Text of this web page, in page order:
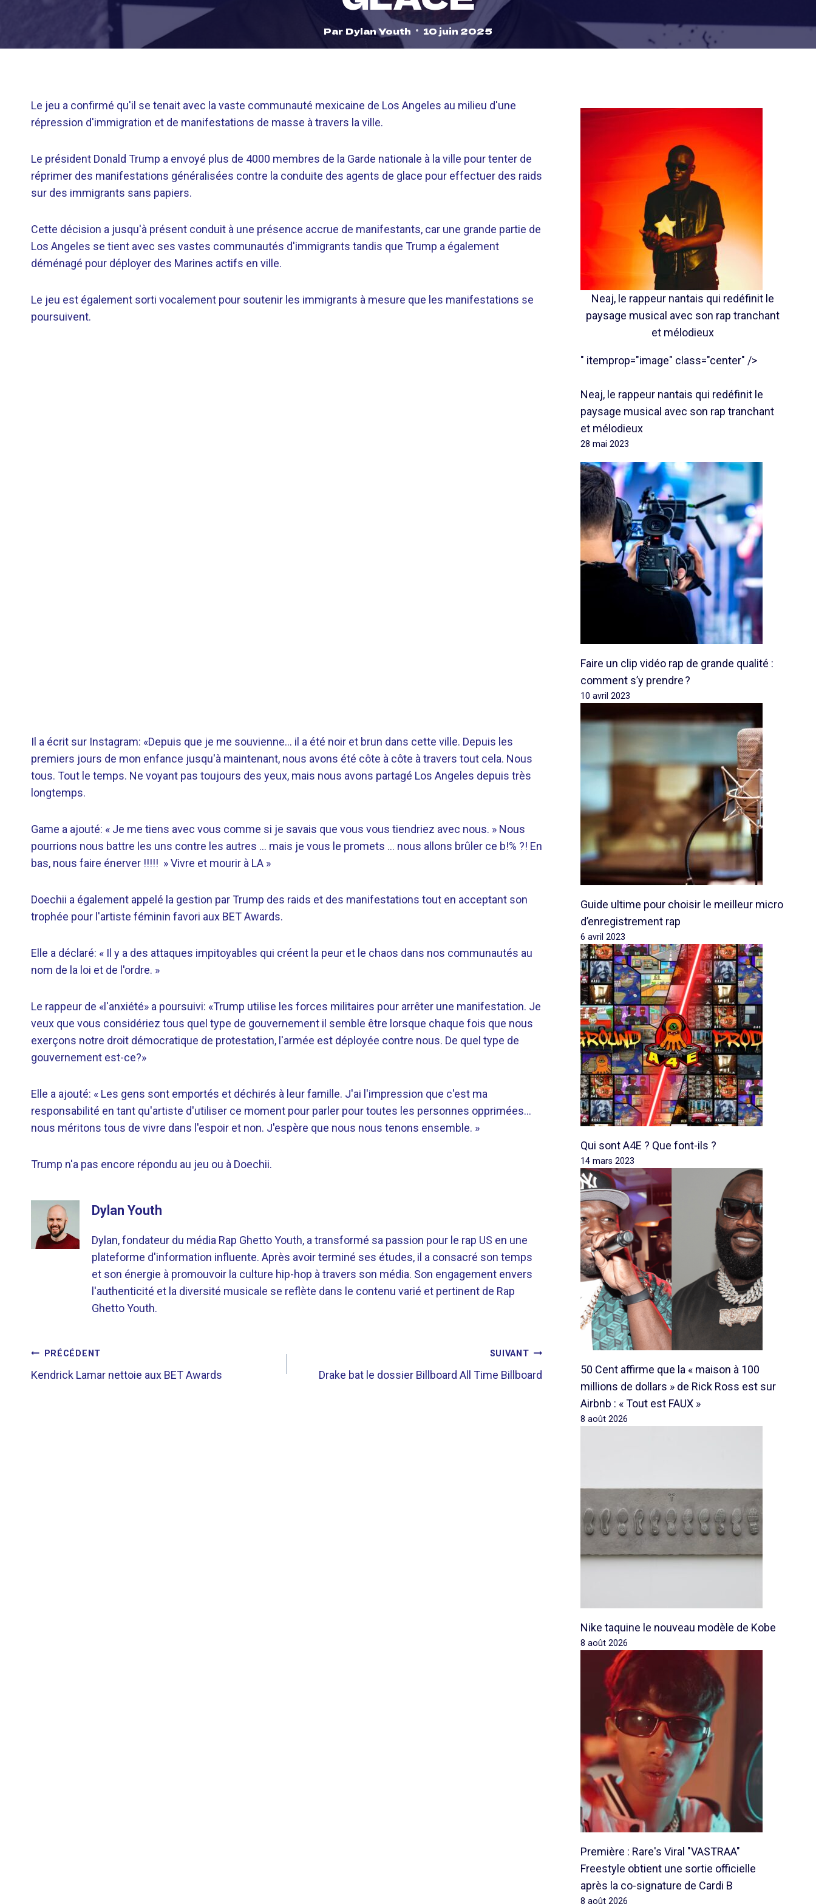
Par Dylan Youth 10 juin 2025
Le jeu a confirmé qu'il se tenait avec la vaste communauté mexicaine de Los Angeles au milieu d'une
répression d'immigration et de manifestations de masse à travers la ville.
Le président Donald Trump a envoyé plus de 4000 membres de la Garde nationale à la ville pour tenter de
réprimer des manifestations généralisées contre la conduite des agents de glace pour effectuer des raids
sur des immigrants sans papiers.
Cette décision a jusqu'à présent conduit à une présence accrue de manifestants, car une grande partie de
Los Angeles se tient avec ses vastes communautés d'immigrants tandis que Trump a également
déménagé pour déployer des Marines actifs en ville.
Le jeu est également sorti vocalement pour soutenir les immigrants à mesure que les manifestations se
poursuivent.
Il a écrit sur Instagram: «Depuis que je me souvienne… il a été noir et brun dans cette ville. Depuis les
premiers jours de mon enfance jusqu'à maintenant, nous avons été côte à côte à travers tout cela. Nous
tous. Tout le temps. Ne voyant pas toujours des yeux, mais nous avons partagé Los Angeles depuis très
longtemps.
Game a ajouté: « Je me tiens avec vous comme si je savais que vous vous tiendriez avec nous. » Nous
pourrions nous battre les uns contre les autres … mais je vous le promets … nous allons brûler ce b!% ?! En
bas, nous faire énerver !!!!! » Vivre et mourir à LA »
Doechii a également appelé la gestion par Trump des raids et des manifestations tout en acceptant son
trophée pour l'artiste féminin favori aux BET Awards.
Elle a déclaré: « Il y a des attaques impitoyables qui créent la peur et le chaos dans nos communautés au
nom de la loi et de l'ordre. »
Le rappeur de «l'anxiété» a poursuivi: «Trump utilise les forces militaires pour arrêter une manifestation. Je
veux que vous considériez tous quel type de gouvernement il semble être lorsque chaque fois que nous
exerçons notre droit démocratique de protestation, l'armée est déployée contre nous. De quel type de
gouvernement est-ce?»
Elle a ajouté: « Les gens sont emportés et déchirés à leur famille. J'ai l'impression que c'est ma
responsabilité en tant qu'artiste d'utiliser ce moment pour parler pour toutes les personnes opprimées…
nous méritons tous de vivre dans l'espoir et non. J'espère que nous nous tenons ensemble. »
Trump n'a pas encore répondu au jeu ou à Doechii.
Dylan Youth
Dylan, fondateur du média Rap Ghetto Youth, a transformé sa passion pour le rap US en une
plateforme d'information influente. Après avoir terminé ses études, il a consacré son temps
et son énergie à promouvoir la culture hip-hop à travers son média. Son engagement envers
l'authenticité et la diversité musicale se reflète dans le contenu varié et pertinent de Rap
Ghetto Youth.
NAVIGATION
DE
PRÉCÉDENT
Kendrick Lamar nettoie aux BET Awards
SUIVANT
Drake bat le dossier Billboard All Time Billboard
Neaj, le rappeur nantais qui redéfinit le
paysage musical avec son rap tranchant
et mélodieux
" itemprop="image" class="center" />
Neaj, le rappeur nantais qui redéfinit le
paysage musical avec son rap tranchant
et mélodieux
28 mai 2023
Faire un clip vidéo rap de grande qualité :
comment s’y prendre ?
10 avril 2023
Guide ultime pour choisir le meilleur micro
d’enregistrement rap
6 avril 2023
Qui sont A4E ? Que font-ils ?
14 mars 2023
50 Cent affirme que la « maison à 100
millions de dollars » de Rick Ross est sur
Airbnb : « Tout est FAUX »
8 août 2026
Nike taquine le nouveau modèle de Kobe
8 août 2026
Première : Rare's Viral "VASTRAA"
Freestyle obtient une sortie officielle
après la co-signature de Cardi B
8 août 2026